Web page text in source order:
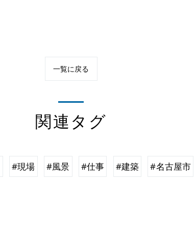
一覧に戻る
関連タグ
#現場 #風景 #仕事 #建築 #名古屋市